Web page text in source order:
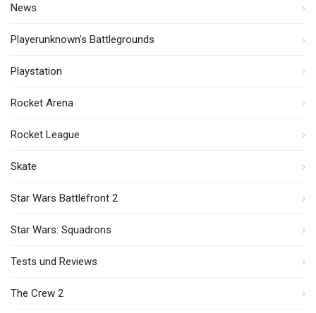
News
Playerunknown's Battlegrounds
Playstation
Rocket Arena
Rocket League
Skate
Star Wars Battlefront 2
Star Wars: Squadrons
Tests und Reviews
The Crew 2